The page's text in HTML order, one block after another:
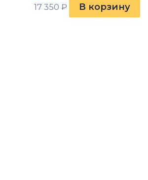
17 350₽ В корзину